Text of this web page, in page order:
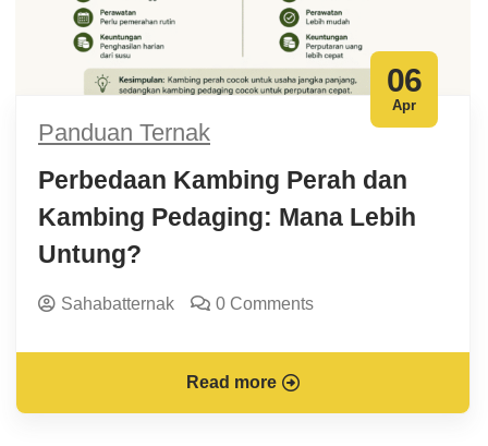
06
Apr
Panduan Ternak
Perbedaan Kambing Perah dan
Kambing Pedaging: Mana Lebih
Untung?
Sahabatternak 0 Comments
Read more